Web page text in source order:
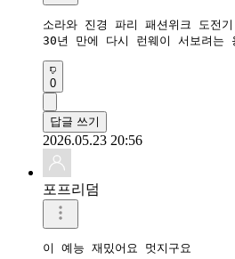
소라와 진경 파리 패션위크 도전
30년 만에 다시 런웨이 서보려
0
답글 쓰기
2026.05.23 20:56
포프리덤
이 예능 재밌어요 멋지구요